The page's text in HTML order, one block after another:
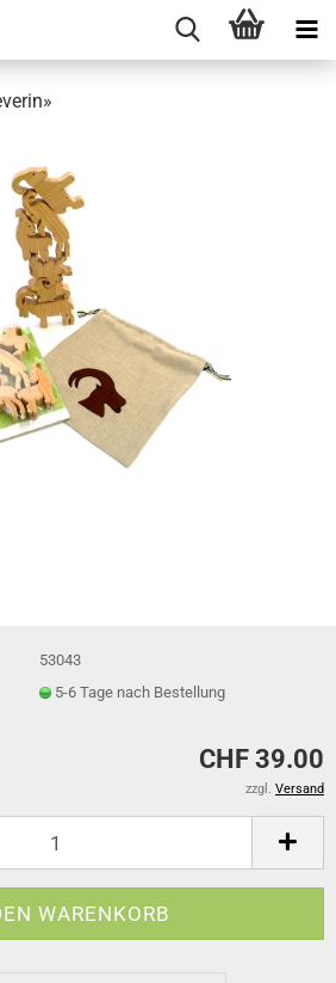
53043
5-6 Tage nach Bestellung
CHF 39.00
zzgl. Versand